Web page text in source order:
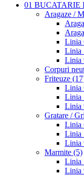
01 BUCATARIE
Aragaze /
Linia
Linia
Linia
Corpuri
Friteuze
Linia
Linia
Linia
Gratare /
Linia
Linia
Linia
Marmite (5)
Linia
Linia